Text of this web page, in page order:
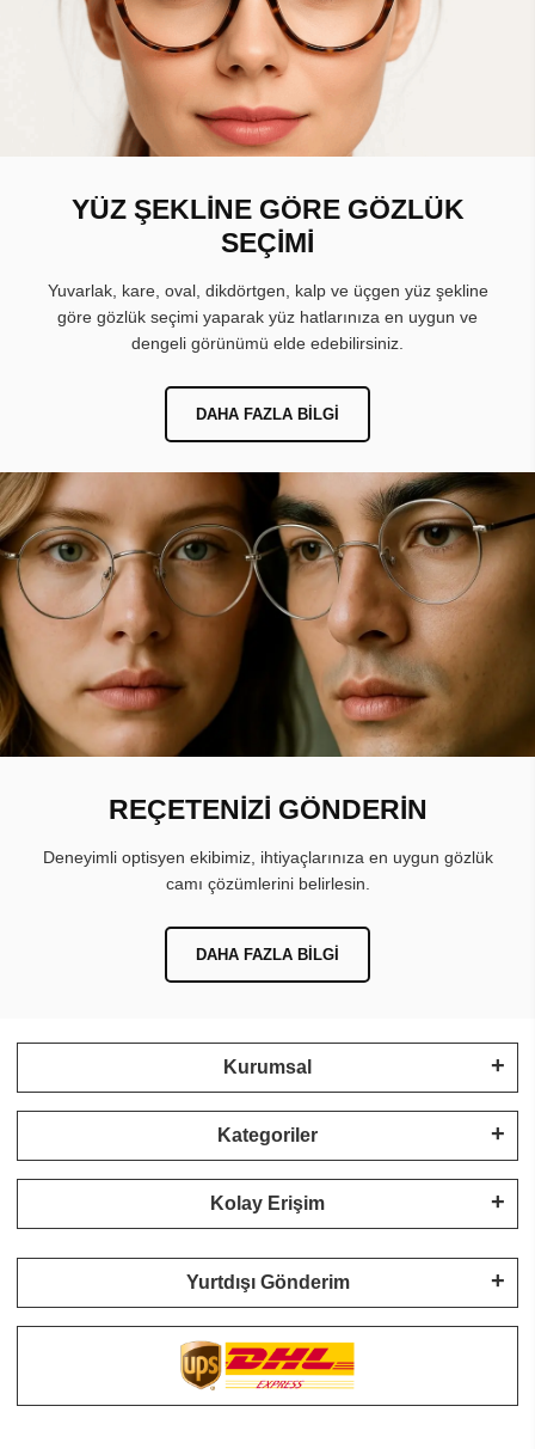
YÜZ ŞEKLİNE GÖRE GÖZLÜK
SEÇİMİ
Yuvarlak, kare, oval, dikdörtgen, kalp ve üçgen yüz şekline
göre gözlük seçimi yaparak yüz hatlarınıza en uygun ve
dengeli görünümü elde edebilirsiniz.
DAHA FAZLA BILGI
REÇETENİZİ GÖNDERİN
Deneyimli optisyen ekibimiz, ihtiyaçlarınıza en uygun gözlük
camı çözümlerini belirlesin.
DAHA FAZLA BILGI
Kurumsal
Kategoriler
Kolay Erişim
Yurtdışı Gönderim